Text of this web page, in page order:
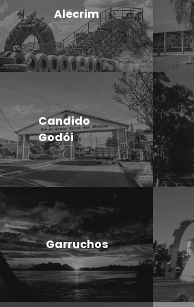
Alecrim
Candido
Godói
Garruchos